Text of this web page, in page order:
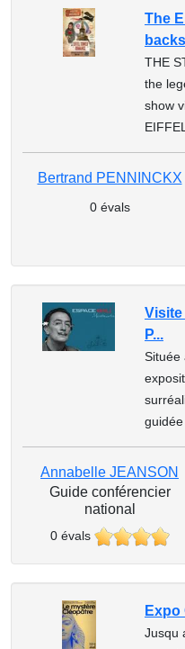
The
THE
the
show
Bertrand PENNINCKX
0 évals
P...
Située
guidée
Annabelle JEANSON
Guide conférencier
national
0 évals
Expo
Jusqu